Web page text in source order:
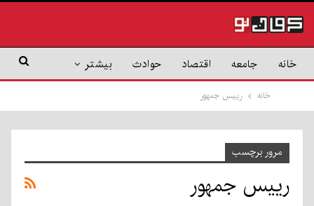
خانه جامعه اقتصاد حوادث بیشتر
خانه رییس جمهور
مرور برچسب
رییس جمهور